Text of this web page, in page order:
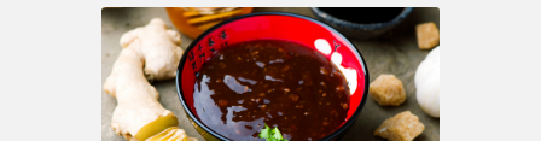
FIT
DRINK